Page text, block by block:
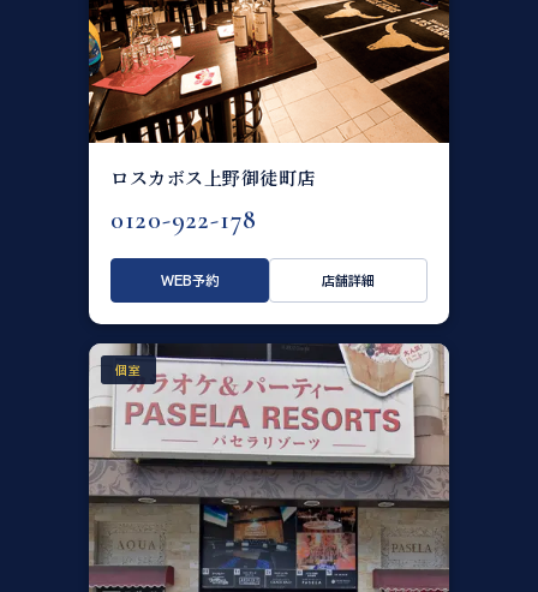
ロスカボス上野御徒町店
0120-922-178
WEB予約 店舗詳細
個室